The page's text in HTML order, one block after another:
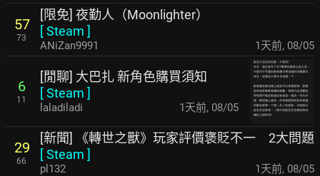
57
73
[限免] 夜勤人（Moonlighter）
[Steam ]
ANiZan9991 1天前, 08/05
6
11
[閒聊] 大巴扎 新角色購買須知
[Steam ]
laladiladi 1天前, 08/05
29
66
[新聞] 《轉世之獸》玩家評價褒貶不一 2大問題
[Steam ]
pl132 1天前, 08/05